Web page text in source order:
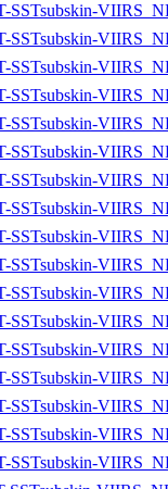
SSTsubskin-
SSTsubskin-
SSTsubskin-
SSTsubskin-
SSTsubskin-
SSTsubskin-
SSTsubskin-
SSTsubskin-
SSTsubskin-
SSTsubskin-
SSTsubskin-
SSTsubskin-
SSTsubskin-
SSTsubskin-
SSTsubskin-
SSTsubskin-
SSTsubskin-